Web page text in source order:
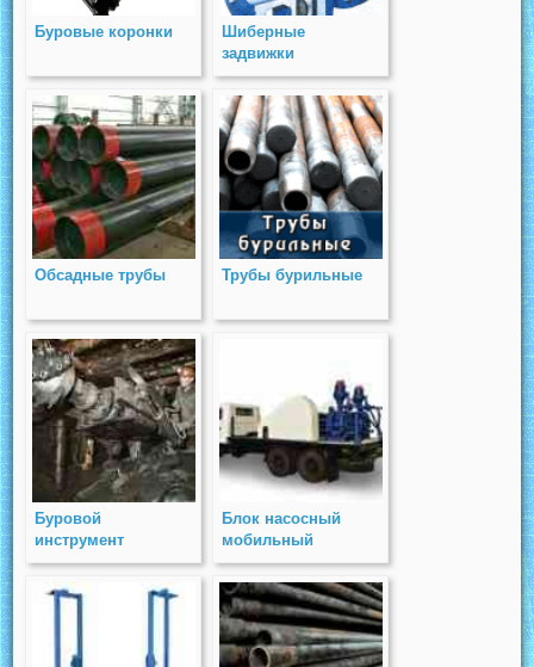
Буровые коронки
Шиберные
задвижки
Обсадные трубы Трубы бурильные
Буровой
инструмент
Блок насосный
мобильный
БНМ-16